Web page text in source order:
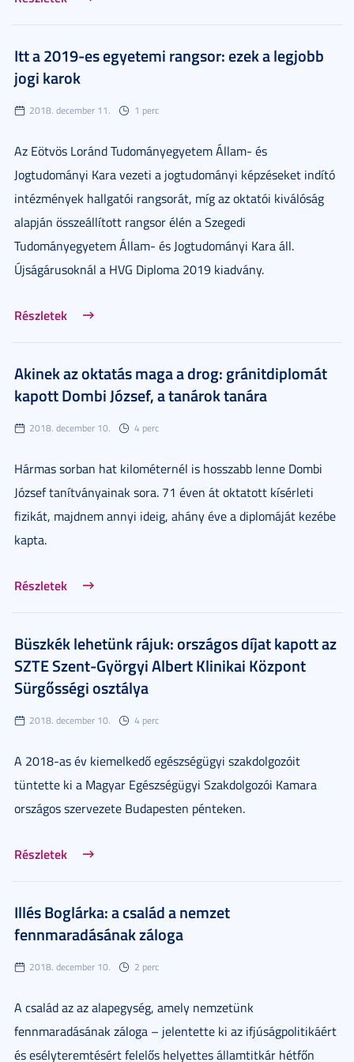
Itt a 2019-es egyetemi rangsor: ezek a legjobb
jogi karok
2018. december 11. 1 perc
Az Eötvös Loránd Tudományegyetem Állam- és
Jogtudományi Kara vezeti a jogtudományi képzéseket indító
intézmények hallgatói rangsorát, míg az oktatói kiválóság
alapján összeállított rangsor élén a Szegedi
Tudományegyetem Állam- és Jogtudományi Kara áll.
Újságárusoknál a HVG Diploma 2019 kiadvány.
Részletek
Akinek az oktatás maga a drog: gránitdiplomát
kapott Dombi József, a tanárok tanára
2018. december 10. 4 perc
Hármas sorban hat kilométernél is hosszabb lenne Dombi
József tanítványainak sora. 71 éven át oktatott kísérleti
fizikát, majdnem annyi ideig, ahány éve a diplomáját kezébe
kapta.
Részletek
Büszkék lehetünk rájuk: országos díjat kapott az
SZTE Szent-Györgyi Albert Klinikai Központ
Sürgősségi osztálya
2018. december 10. 4 perc
A 2018-as év kiemelkedő egészségügyi szakdolgozóit
tüntette ki a Magyar Egészségügyi Szakdolgozói Kamara
országos szervezete Budapesten pénteken.
Részletek
Illés Boglárka: a család a nemzet
fennmaradásának záloga
2018. december 10. 2 perc
A család az az alapegység, amely nemzetünk
fennmaradásának záloga – jelentette ki az ifjúságpolitikáért
és esélyteremtésért felelős helyettes államtitkár hétfőn